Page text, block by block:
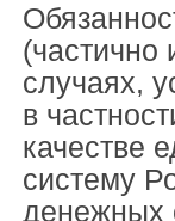
(частично
случаях,
в
качестве
систему
денежных